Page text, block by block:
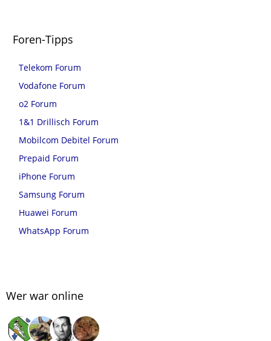
Foren-Tipps
Telekom Forum
Vodafone Forum
o2 Forum
1&1 Drillisch Forum
Mobilcom Debitel Forum
Prepaid Forum
iPhone Forum
Samsung Forum
Huawei Forum
WhatsApp Forum
Wer war online